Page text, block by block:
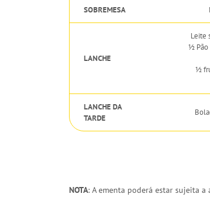
SOBREMESA
LANCHE
Leite
½
½
LANCHE DA
TARDE
NOTA: A ementa poderá estar sujeita